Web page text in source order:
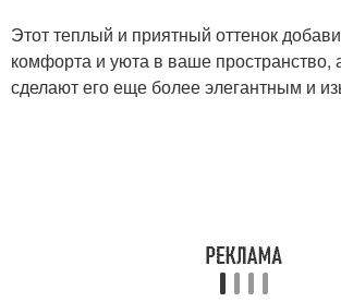
Этот теплый и приятный оттенок
комфорта и уюта в ваше
сделают его еще более элегантным и